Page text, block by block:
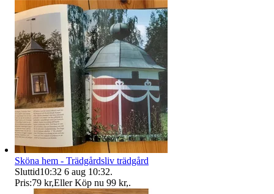
Sköna hem - Trädgårdsliv trädgård
Sluttid10:32 6 aug 10:32.
Pris:79 kr,Eller Köp nu 99 kr,.